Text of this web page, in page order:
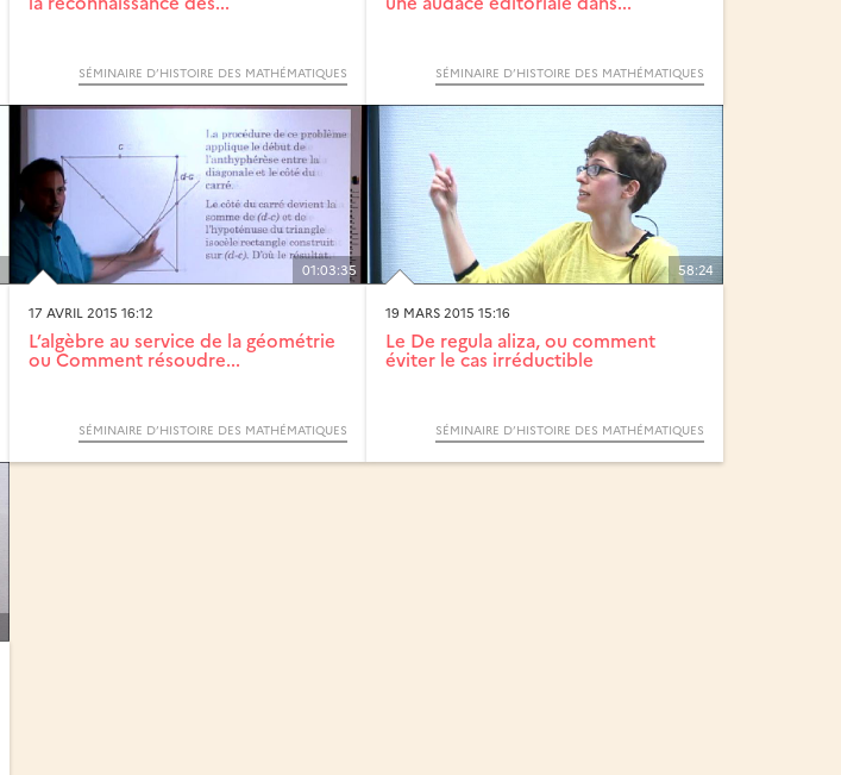
SÉMINAIRE D’HISTOIRE DES MATHÉMATIQUES SÉMINAIRE D’HISTOIRE DES MATHÉMATIQUES
01:03:35
17 AVRIL 2015 16:12
L’algèbre au service de la géométrie
ou Comment résoudre...
SÉMINAIRE D’HISTOIRE DES MATHÉMATIQUES
58:24
19 MARS 2015 15:16
Le De regula aliza, ou comment
éviter le cas irréductible
SÉMINAIRE D’HISTOIRE DES MATHÉMATIQUES